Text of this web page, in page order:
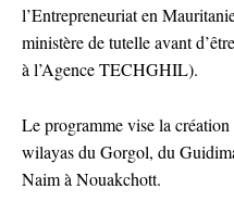
l’Entrepreneuriat en
ministère de tutelle avant
à l’Agence TECHGHIL).
Le programme vise la
wilayas du Gorgol, du
Naim à Nouakchott.